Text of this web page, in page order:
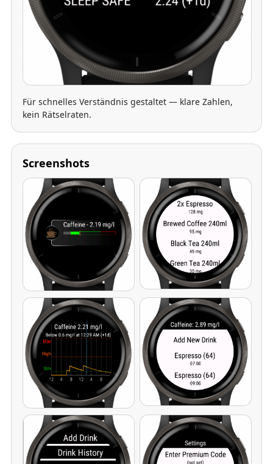
Für schnelles Verständnis gestaltet — klare Zahlen,
kein Rätselraten.
Screenshots